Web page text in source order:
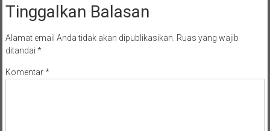
Tinggalkan Balasan
Alamat email Anda tidak akan dipublikasikan. Ruas yang wajib
ditandai *
Komentar*